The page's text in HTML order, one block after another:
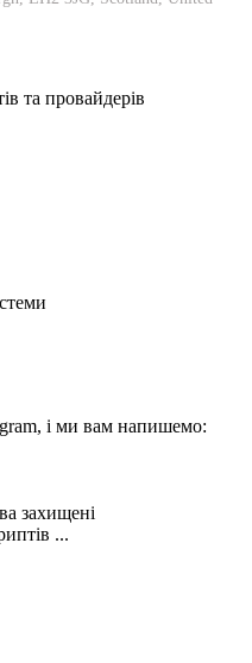
та провайдерів
і ми вам напишемо:
захищені
...